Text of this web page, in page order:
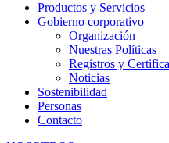
Productos y Servicios
Gobierno corporativo
Organización
Nuestras Políticas
Registros y
Noticias
Sostenibilidad
Personas
Contacto